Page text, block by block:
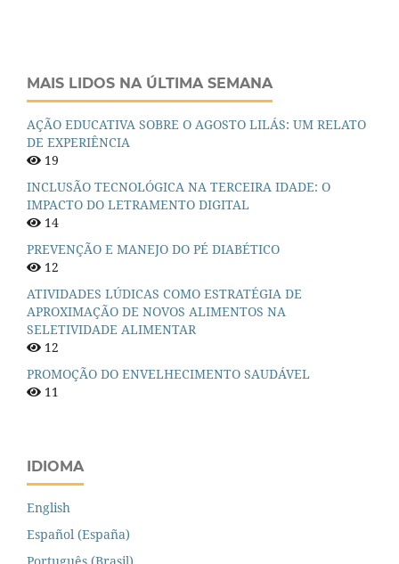
MAIS LIDOS NA ÚLTIMA SEMANA
AÇÃO EDUCATIVA SOBRE O AGOSTO LILÁS: UM RELATO
DE EXPERIÊNCIA
19
INCLUSÃO TECNOLÓGICA NA TERCEIRA IDADE: O
IMPACTO DO LETRAMENTO DIGITAL
14
PREVENÇÃO E MANEJO DO PÉ DIABÉTICO
12
ATIVIDADES LÚDICAS COMO ESTRATÉGIA DE
APROXIMAÇÃO DE NOVOS ALIMENTOS NA
SELETIVIDADE ALIMENTAR
12
PROMOÇÃO DO ENVELHECIMENTO SAUDÁVEL
11
IDIOMA
English
Español (España)